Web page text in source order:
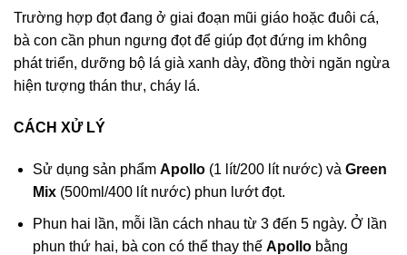
Trường hợp đọt đang ở giai đoạn mũi giáo hoặc đuôi cá,
bà con cần phun ngưng đọt để giúp đọt đứng im không
phát triển, dưỡng bộ lá già xanh dày, đồng thời ngăn ngừa
hiện tượng thán thư, cháy lá.
CÁCH XỬ LÝ
Sử dụng sản phẩm Apollo(1 lít/200 lít nước) và Green
Mix(500ml/400 lít nước) phun lướt đọt.
Phun hai lần, mỗi lần cách nhau từ 3 đến 5 ngày. Ở lần
phun thứ hai, bà con có thể thay thế Apollobằng